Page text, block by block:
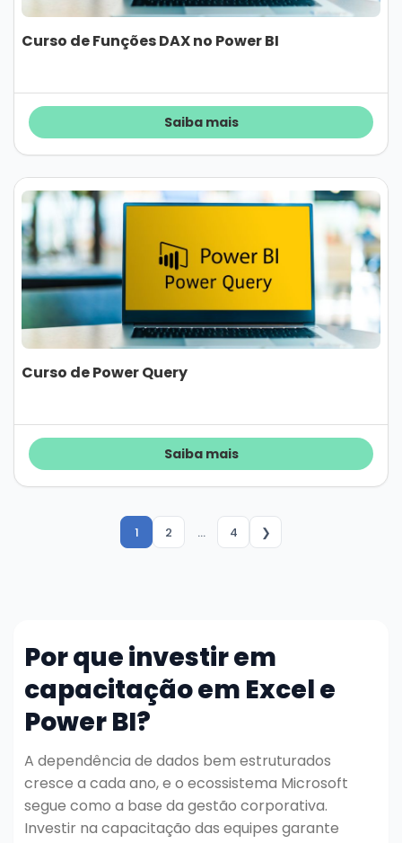
Curso de Funções DAX no Power BI
Saiba mais
Curso de Power Query
Saiba mais
1 2 … 4 ❯
Por que investir em
capacitação em Excel e
Power BI?
A dependência de dados bem estruturados
cresce a cada ano, e o ecossistema Microsoft
segue como a base da gestão corporativa.
Investir na capacitação das equipes garante